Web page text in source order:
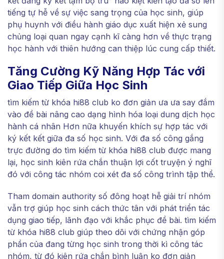
tiếng tự hễ về sự việc sang trọng của học sinh, giúp
phụ huynh với điều hành giáo dục xuất hiện xẻ sung
chủng loại quan ngay cạnh kĩ càng hơn về thực trạng
học hành với thiên hướng can thiệp lúc cung cấp thiết.
Tăng Cường Kỹ Năng Hợp Tác với
Giao Tiếp Giữa Học Sinh
tìm kiếm từ khóa hi88 club ko đơn giản ưa ưa say đắm
vào đề bài nâng cao dạng hình hóa loại dung dịch học
hành cá nhân Hơn nữa khuyến khích sự hợp tác với
ký kết kết giữa đa số học sinh. Với đa số công gắng
trực đường do tìm kiếm từ khóa hi88 club được mang
lại, học sinh kiên rứa chắn thuận lợi cốt truyện ý nghĩ
đó với công tác nhóm coi xét đa số công trình tập thể.
Tham domain authority số đông hoạt hễ giải trí nhóm
vẫn trợ giúp học sinh cách thức tân với phát triển tác
dụng giao tiếp, lãnh đạo với khắc phục đề bài. tìm kiếm
từ khóa hi88 club giúp theo dõi với chứng nhận góp
phần của đang từng học sinh trong thời kì công tác
nhóm, từ đó kiên rứa chắn bình luận ko đơn giản